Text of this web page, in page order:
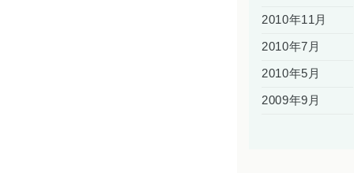
2010年11月
2010年7月
2010年5月
2009年9月